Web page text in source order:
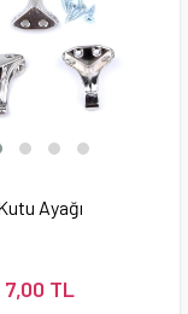
Ayağı
7,00 TL